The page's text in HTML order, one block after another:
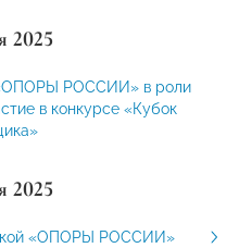
2025
«ОПОРЫ РОССИИ» в роли
в конкурсе «Кубок
2025
«ОПОРЫ РОССИИ»